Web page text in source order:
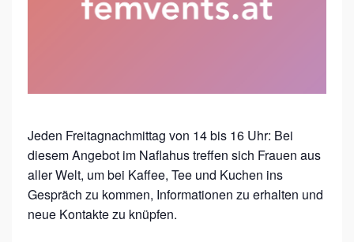
R
A
U
E
N
I
Jeden Freitagnachmittag von 14 bis 16 Uhr: Bei
diesem Angebot im Naflahus treffen sich Frauen aus
aller Welt, um bei Kaffee, Tee und Kuchen ins
Gespräch zu kommen, Informationen zu erhalten und
neue Kontakte zu knüpfen.